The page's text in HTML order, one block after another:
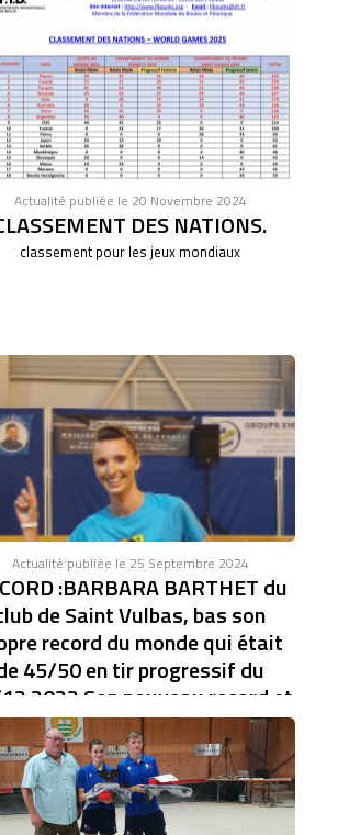
Actualité publiée le 20 Novembre 2024
DES NATIONS.
classement pour les jeux mondiaux
Actualité publiée le 25 Septembre 2024
:BARBARA BARTHET du
de Saint Vulbas, bas son
record du monde qui était
45/50 en tir progressif du
2023 Son nouveau record et
47.établi à la coupe d'Europe
des clubs féminin.
DU MONDE EN TIR PROGRESSIF AVEC
BARBARA BARTHET du club de Saint Vulbas,
bas son...